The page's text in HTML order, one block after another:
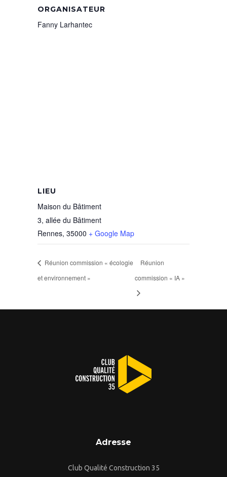
ORGANISATEUR
Fanny Larhantec
LIEU
Maison du Bâtiment
3, allée du Bâtiment
Rennes, 35000 + Google Map
Réunion commission « écologie
et environnement »
Réunion
commission « IA »
Adresse
Club Qualité Construction 35